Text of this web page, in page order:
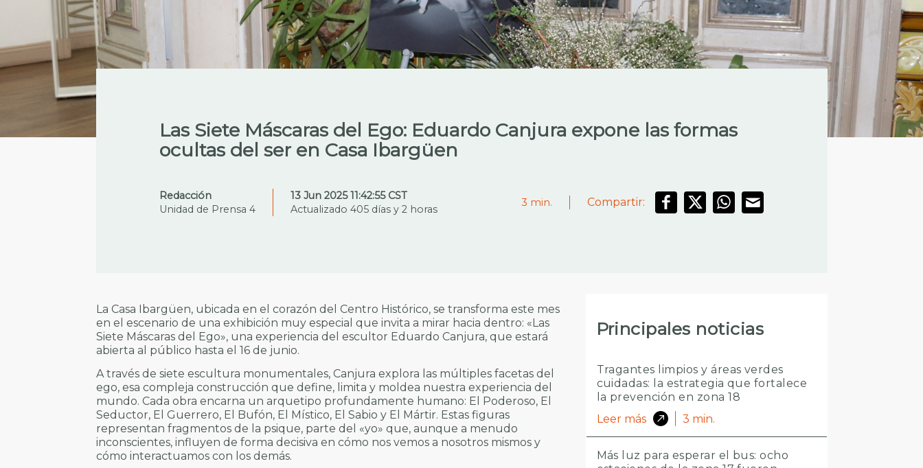
Las Siete Máscaras del Ego: Eduardo Canjura expone las formas
ocultas del ser en Casa Ibargüen
Redacción
Unidad de Prensa 4
13 Jun 2025 11:42:55 CST
Actualizado 405 días y 2 horas
3 min. Compartir:
La Casa Ibargüen, ubicada en el corazón del Centro Histórico, se transforma este mes
en el escenario de una exhibición muy especial que invita a mirar hacia dentro: «Las
Siete Máscaras del Ego», una experiencia del escultor Eduardo Canjura, que estará
abierta al público hasta el 16 de junio.
A través de siete escultura monumentales, Canjura explora las múltiples facetas del
ego, esa compleja construcción que define, limita y moldea nuestra experiencia del
mundo. Cada obra encarna un arquetipo profundamente humano: El Poderoso, El
Seductor, El Guerrero, El Bufón, El Místico, El Sabio y El Mártir. Estas figuras
representan fragmentos de la psique, parte del «yo» que, aunque a menudo
inconscientes, influyen de forma decisiva en cómo nos vemos a nosotros mismos y
cómo interactuamos con los demás.
Principales noticias
Tragantes limpios y áreas verdes
cuidadas: la estrategia que fortalece
la prevención en zona 18
Leer más
3 min.
Más luz para esperar el bus: ocho